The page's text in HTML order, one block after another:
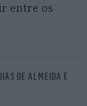
entre os
DE ALMEIDA E